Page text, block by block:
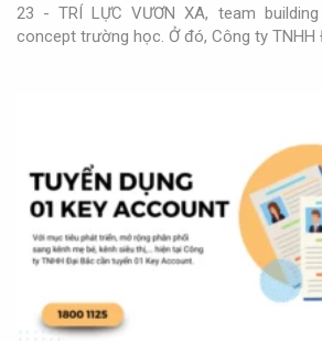
23 - TRÍ LỰC VƯƠN XA, team
concept trường học. Ở đó, Công ty